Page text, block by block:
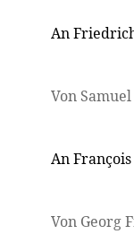
An
Von
An
Von Georg